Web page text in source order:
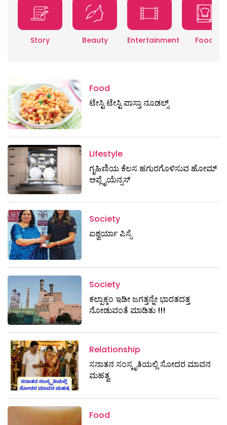
Story Beauty Entertainment Food
Food
ಟೇಸ್ಟಿ ಟೇಸ್ಟಿ ಪಾಸ್ತಾ ನೂಡಲ್ಸ್
Lifestyle
ಗೃಹಿಣಿಯ ಕೆಲಸ ಹಗುರಗೊಳಿಸುವ ಹೋಮ್
ಅಪ್ಲೈಯೆನ್ಸಸ್‌
Society
ಐಶ್ವರ್ಯಾ ಪಿಸ್ಸೆ
Society
ಕಲ್ಪಾಕ್ಕಂ ಇಡೀ ಜಗತ್ತನ್ನೇ ಭಾರತದತ್ತ
ನೋಡುವಂತೆ ಮಾಡಿತು !!!
Relationship
ಸನಾತನ ಸಂಸ್ಕೃತಿಯಲ್ಲಿ ಸೋದರ ಮಾವನ
ಮಹತ್ವ
Food